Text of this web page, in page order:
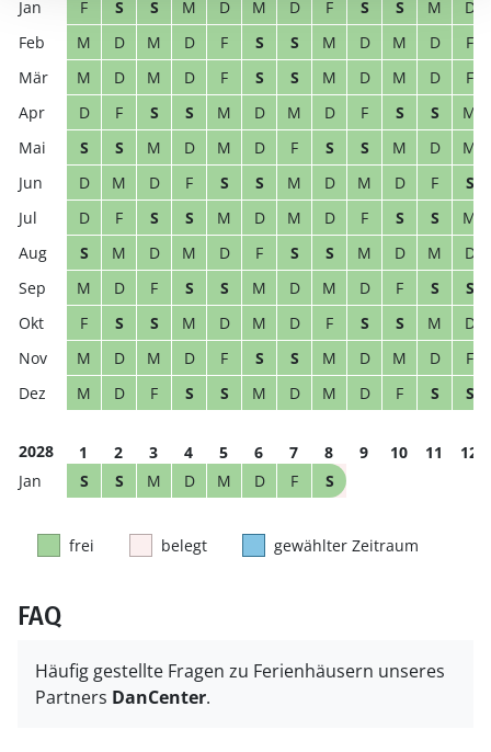
F
S S M D M D F S S M
D
M
D M D F S S M D M D
F
M
D M D F S S M D M D
F
D
F S S M D M D F S S
M
S
S M D M D F S S M D
M
D
M D F S S M D M D F
S
D
F S S M D M D F S S
M
S
M D M D F S S M D M
D
M
D F S S M D M D F S
S
F
S S M D M D F S S M
D
M
D M D F S S M D M D
F
M
D F S S M D M D F S S
2028 1 2 3 4 5 6 7 8 9 10 11
12
S
S M D M D F S
frei belegt gewählter Zeitraum
FAQ
Häufig gestellte Fragen zu Ferienhäusern unseres
Partners DanCenter.